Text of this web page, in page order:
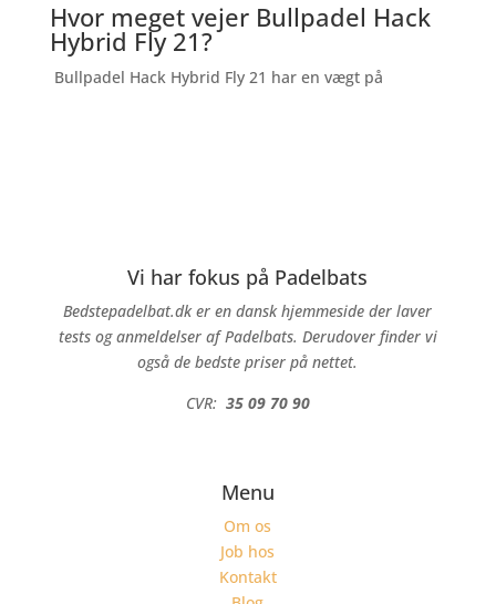
Hvor meget vejer Bullpadel Hack
Hybrid Fly 21?
Bullpadel Hack Hybrid Fly 21 har en vægt på
Vi har fokus på Padelbats
Bedstepadelbat.dk er en dansk hjemmeside der laver
tests og anmeldelser af Padelbats. Derudover finder vi
også de bedste priser på nettet.
CVR: 35 09 70 90
Menu
Om os
Job hos
Kontakt